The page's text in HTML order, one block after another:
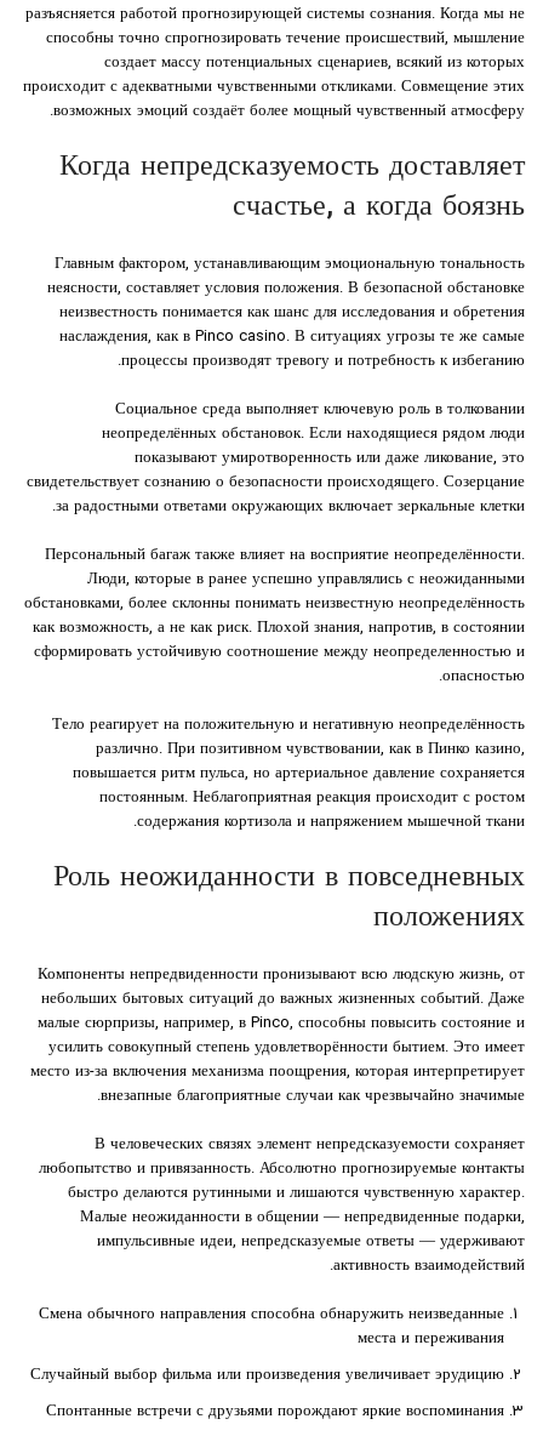
разъясняется работой прогнозирующей системы сознания. Когда мы не
способны точно спрогнозировать течение происшествий, мышление
создает массу потенциальных сценариев, всякий из которых
происходит с адекватными чувственными откликами. Совмещение этих
возможных эмоций создаёт более мощный чувственный атмосферу.
Когда непредсказуемость доставляет
счастье, а когда боязнь
Главным фактором, устанавливающим эмоциональную тональность
неясности, составляет условия положения. В безопасной обстановке
неизвестность понимается как шанс для исследования и обретения
наслаждения, как в Pinco casino. В ситуациях угрозы те же самые
процессы производят тревогу и потребность к избеганию.
Социальное среда выполняет ключевую роль в толковании
неопределённых обстановок. Если находящиеся рядом люди
показывают умиротворенность или даже ликование, это
свидетельствует сознанию о безопасности происходящего. Созерцание
за радостными ответами окружающих включает зеркальные клетки.
Персональный багаж также влияет на восприятие неопределённости.
Люди, которые в ранее успешно управлялись с неожиданными
обстановками, более склонны понимать неизвестную неопределённость
как возможность, а не как риск. Плохой знания, напротив, в состоянии
сформировать устойчивую соотношение между неопределенностью и
опасностью.
Тело реагирует на положительную и негативную неопределённость
различно. При позитивном чувствовании, как в Пинко казино,
повышается ритм пульса, но артериальное давление сохраняется
постоянным. Неблагоприятная реакция происходит с ростом
содержания кортизола и напряжением мышечной ткани.
Роль неожиданности в повседневных
положениях
Компоненты непредвиденности пронизывают всю людскую жизнь, от
небольших бытовых ситуаций до важных жизненных событий. Даже
малые сюрпризы, например, в Pinco, способны повысить состояние и
усилить совокупный степень удовлетворённости бытием. Это имеет
место из-за включения механизма поощрения, которая интерпретирует
внезапные благоприятные случаи как чрезвычайно значимые.
В человеческих связях элемент непредсказуемости сохраняет
любопытство и привязанность. Абсолютно прогнозируемые контакты
быстро делаются рутинными и лишаются чувственную характер.
Малые неожиданности в общении — непредвиденные подарки,
импульсивные идеи, непредсказуемые ответы — удерживают
активность взаимодействий.
Смена обычного направления способна обнаружить неизведанные
места и переживания
Случайный выбор фильма или произведения увеличивает эрудицию
Спонтанные встречи с друзьями порождают яркие воспоминания